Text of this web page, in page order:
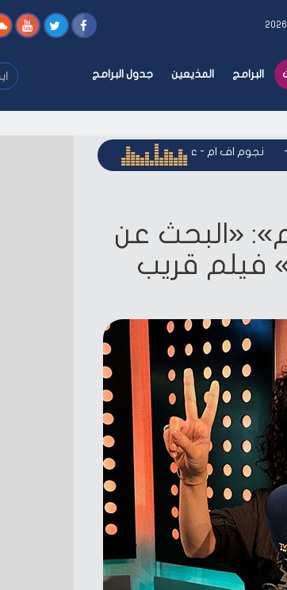
البرامج المذيعين جدول البرامج
ابحث
فى
- نجوم اف ام - على كيفك نجوم اف ام - على كيفك
«البحث عن
فيلم قريب